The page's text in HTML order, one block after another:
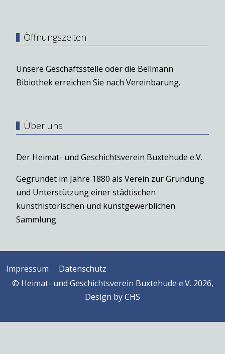
Öffnungszeiten
Unsere Geschäftsstelle oder die Bellmann
Bibiothek erreichen Sie nach Vereinbarung.
Über uns
Der Heimat- und Geschichtsverein Buxtehude e.V.
Gegründet im Jahre 1880 als Verein zur Gründung
und Unterstützung einer städtischen
kunsthistorischen und kunstgewerblichen
Sammlung
Impressum
Datenschutz
© Heimat- und Geschichtsverein Buxtehude e.V. 2026,
Design byCHS